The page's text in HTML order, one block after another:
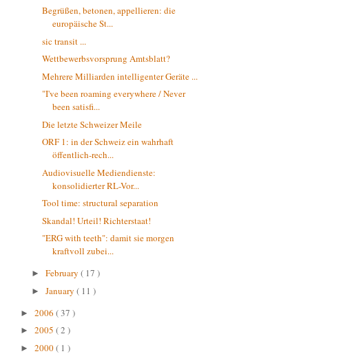
Begrüßen, betonen, appellieren: die
europäische St...
sic transit ...
Wettbewerbsvorsprung Amtsblatt?
Mehrere Milliarden intelligenter Geräte ...
"I've been roaming everywhere / Never
been satisfi...
Die letzte Schweizer Meile
ORF 1: in der Schweiz ein wahrhaft
öffentlich-rech...
Audiovisuelle Mediendienste:
konsolidierter RL-Vor...
Tool time: structural separation
Skandal! Urteil! Richterstaat!
"ERG with teeth": damit sie morgen
kraftvoll zubei...
► February ( 17 )
► January ( 11 )
► 2006 ( 37 )
► 2005 ( 2 )
► 2000( 1 )